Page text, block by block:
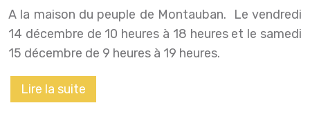
A la maison du peuple de Montauban. Le vendredi
14 décembre de 10 heures à 18 heures et le samedi
15 décembre de 9 heures à 19 heures.
Lire la suite